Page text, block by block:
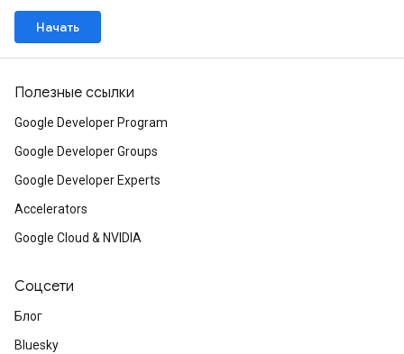
Начать
Полезные ссылки
Google Developer Program
Google Developer Groups
Google Developer Experts
Accelerators
Google Cloud & NVIDIA
Соцсети
Блог
Bluesky